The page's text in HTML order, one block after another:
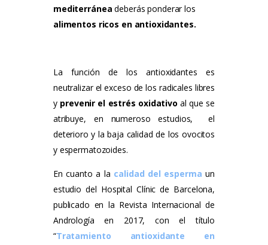
mediterránea deberás ponderar los
alimentos ricos en antioxidantes.
La función de los antioxidantes es
neutralizar el exceso de los radicales libres
y prevenir el estrés oxidativo al que se
atribuye, en numeroso estudios, el
deterioro y la baja calidad de los ovocitos
y espermatozoides.
En cuanto a la calidad del esperma un
estudio del Hospital Clínic de Barcelona,
publicado en la Revista Internacional de
Andrología en 2017, con el título
“Tratamiento antioxidante en